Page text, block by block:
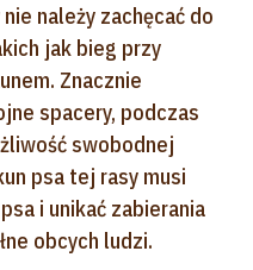
należy zachęcać do
jak bieg przy
Znacznie
spacery, podczas
swobodnej
psa tej rasy musi
i unikać zabierania
obcych ludzi.